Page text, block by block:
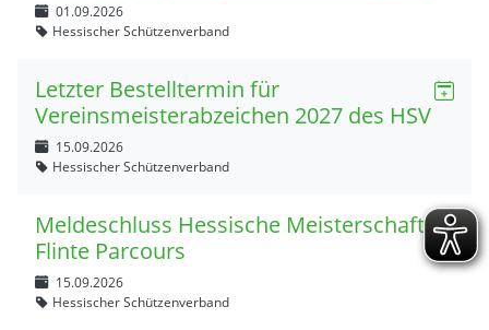
01.09.2026
Hessischer Schützenverband
Letzter Bestelltermin für
Vereinsmeisterabzeichen 2027 des HSV
15.09.2026
Hessischer Schützenverband
Meldeschluss Hessische Meisterschaft
Flinte Parcours
15.09.2026
Hessischer Schützenverband